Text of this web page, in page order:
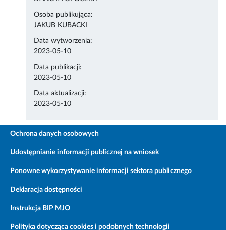
Osoba publikująca:
JAKUB KUBACKI
Data wytworzenia:
2023-05-10
Data publikacji:
2023-05-10
Data aktualizacji:
2023-05-10
Ochrona danych osobowych
Udostępnianie informacji publicznej na wniosek
Ponowne wykorzystywanie informacji sektora publicznego
Deklaracja dostępności
Instrukcja BIP MJO
Polityka dotycząca cookies i podobnych technologii